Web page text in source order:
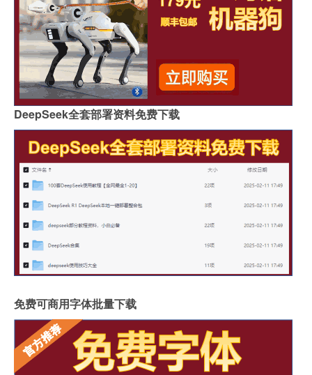
DeepSeek全套部署资料免费下载
免费可商用字体批量下载